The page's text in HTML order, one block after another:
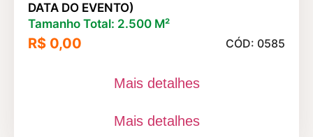
DATA DO EVENTO)
Tamanho Total: 2.500 M²
R$ 0,00 CÓD: 0585
Mais detalhes
Mais detalhes